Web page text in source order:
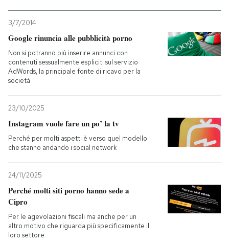
3/7/2014
Google rinuncia alle pubblicità porno
Non si potranno più inserire annunci con
contenuti sessualmente espliciti sul servizio
AdWords, la principale fonte di ricavo per la
società
23/10/2025
Instagram vuole fare un po’ la tv
Perché per molti aspetti è verso quel modello
che stanno andando i social network
24/11/2025
Perché molti siti porno hanno sede a
Cipro
Per le agevolazioni fiscali ma anche per un
altro motivo che riguarda più specificamente il
loro settore